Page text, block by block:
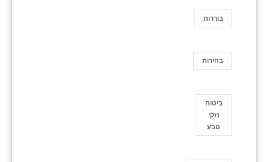
בוררות
בחירות
ביטוח
נזקי
טבע